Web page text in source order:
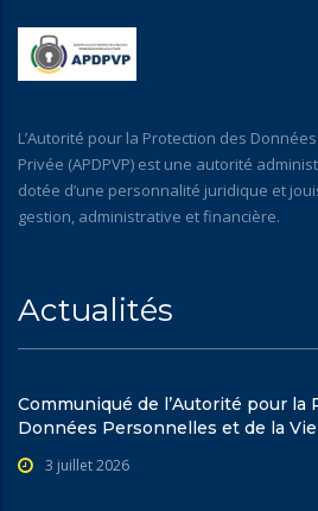
L’Autorité pour la Protection des
Privée (APDPVP) est une autorité
dotée d’une personnalité juridique et
gestion, administrative et financière.
Actualités
Communiqué de l’Autorité pour la
Données Personnelles et de la
3 juillet 2026